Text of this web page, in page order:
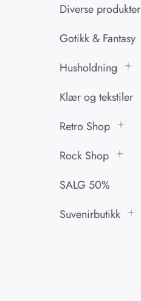
Diverse produkter
Gotikk & Fantasy
Husholdning
Klær og tekstiler
Retro Shop
Rock Shop
SALG 50%
Suvenirbutikk